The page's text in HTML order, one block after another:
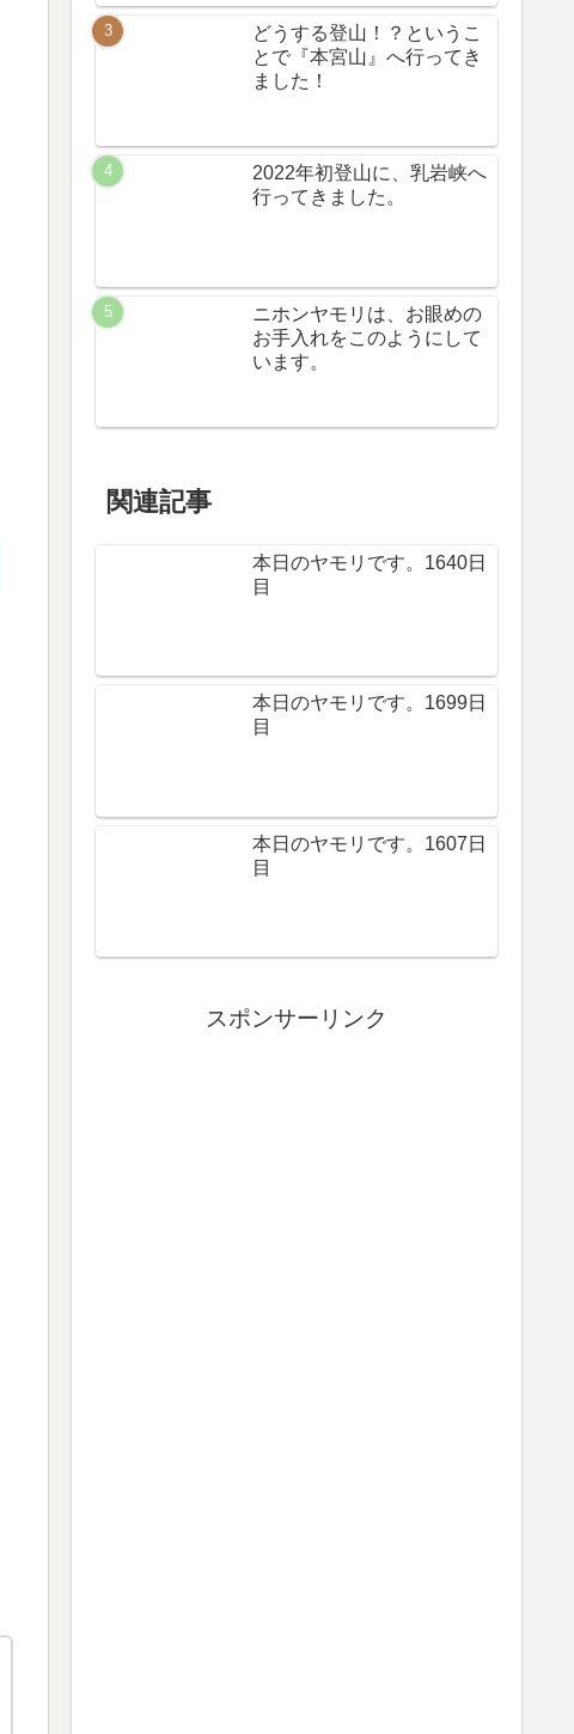
どうする登山！？というこ
とで『本宮山』へ行ってき
ました！
2022年初登山に、乳岩峡へ
行ってきました。
ニホンヤモリは、お眼めの
お手入れをこのようにして
います。
関連記事
本日のヤモリです。1640日
目
本日のヤモリです。1699日
目
本日のヤモリです。1607日
目
スポンサーリンク